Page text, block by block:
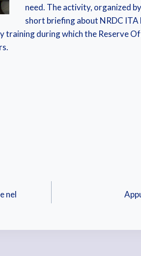
need. The activity, organized
short briefing about NRDC
training during which the Reserve
nel